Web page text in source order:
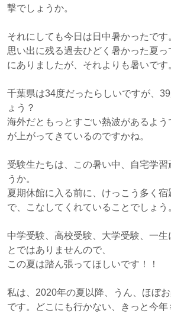
撃でしょうか。
それにしても今日は日中暑かったです
思い出に残る過去ひどく暑かった夏
にありましたが、それよりも暑いです
千葉県は34度だったらしいですが、
ょう？
海外だともっとすごい熱波があるよ
が上がってきているのですかね。
受験生たちは、この暑い中、自宅学習
うか。
夏期休館に入る前に、けっこう多く
で、こなしてくれていることでしょう
中学受験、高校受験、大学受験、一生
とではありませんので、
この夏は踏ん張ってほしいです！！
私は、2020年の夏以降、うん、ほぼ
です。どこにも行かない、きっと今年